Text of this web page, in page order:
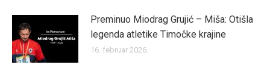
Preminuo Miodrag Grujić – Miša: Otišla
legenda atletike Timočke krajine
16. februar 2026.